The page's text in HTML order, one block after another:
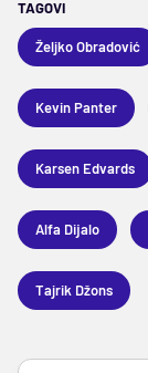
TAGOVI
Željko Obradović
Kevin Panter
Karsen Edvards
Alfa Dijalo
Tajrik Džons